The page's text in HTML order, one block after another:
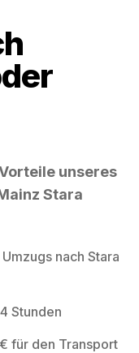
unseres
Stara
nach Stara
Stunden
für den Transport